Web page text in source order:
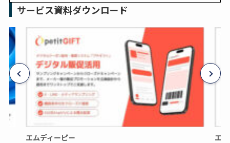
サービス資料ダウンロード
エムディーピー エ